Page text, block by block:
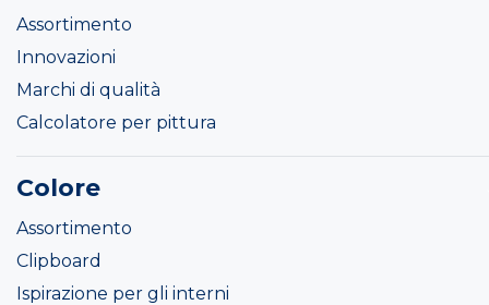
Assortimento
Innovazioni
Marchi di qualità
Calcolatore per pittura
Colore
Assortimento
Clipboard
Ispirazione per gli interni